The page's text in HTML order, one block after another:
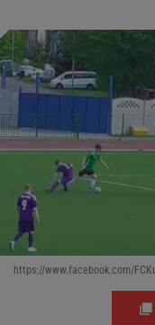
https://www.facebook.com/